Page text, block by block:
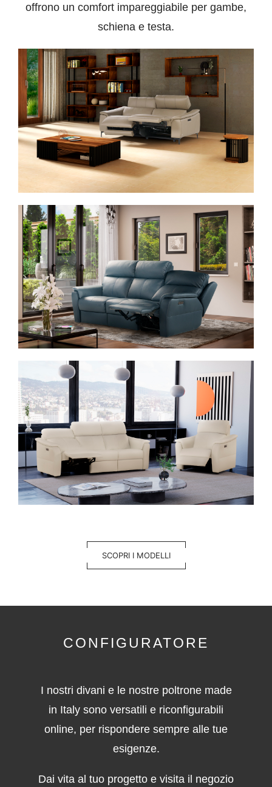
offrono un comfort impareggiabile per gambe,
schiena e testa.
SCOPRI I MODELLI
CONFIGURATORE
I nostri divani e le nostre poltrone made
in Italy sono versatili e riconfigurabili
online, per rispondere sempre alle tue
esigenze.
Dai vita al tuo progetto e visita il negozio